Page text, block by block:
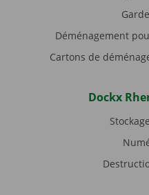
Déménagement
Cartons de
Dockx